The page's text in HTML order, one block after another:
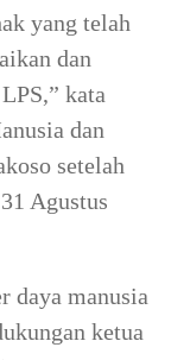
yang telah
dan
kata
dan
setelah
Agustus
daya manusia
ketua